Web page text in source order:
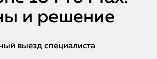
и решение
выезд специалиста